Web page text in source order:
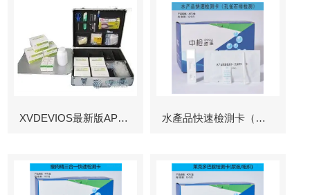
XVDEVIOS最新版APP下载 水產品快速檢測卡（孔雀石綠檢測）